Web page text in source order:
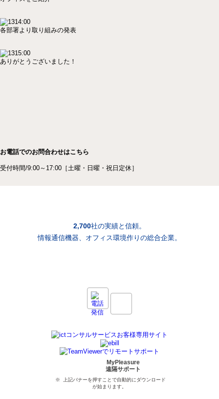
14:00
各部署より取り組みの発表
15:00
ありがとうございました！
お電話でのお問合わせはこちら
受付時間/9:00～17:00［土曜・日曜・祝日定休］
2,700社の実績と信頼。
情報通信機器、オフィス環境作りの総合企業。
MyPleasure
遠隔サポート
※ 上記バナーを押すことで自動的にダウンロード
が始まります。